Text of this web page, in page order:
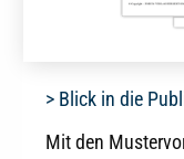
> Blick in die
Mit den